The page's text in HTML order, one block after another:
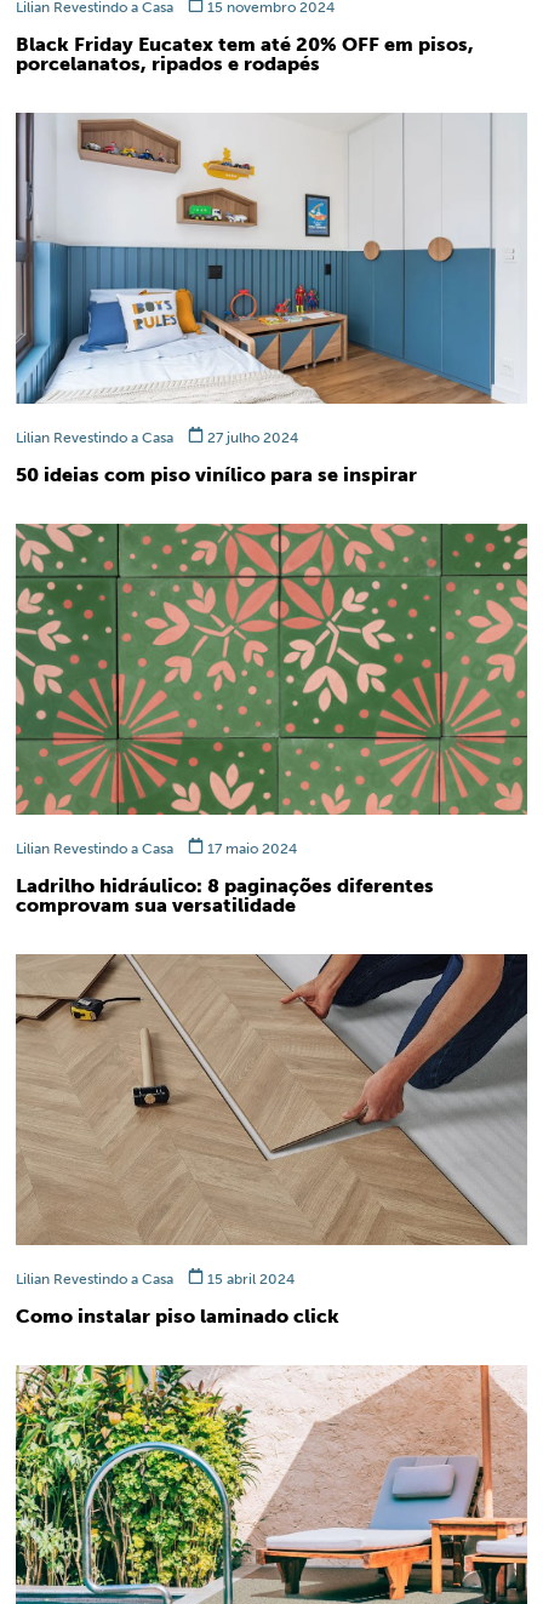
Lilian Revestindo a Casa 15 novembro 2024
Black Friday Eucatex tem até 20% OFF em pisos,
porcelanatos, ripados e rodapés
Lilian Revestindo a Casa 27 julho 2024
50 ideias com piso vinílico para se inspirar
Lilian Revestindo a Casa 17 maio 2024
Ladrilho hidráulico: 8 paginações diferentes
comprovam sua versatilidade
Lilian Revestindo a Casa 15 abril 2024
Como instalar piso laminado click